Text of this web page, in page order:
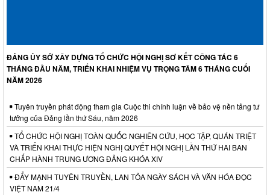
ĐẢNG ỦY SỞ XÂY DỰNG TỔ CHỨC HỘI NGHỊ SƠ KẾT CÔNG TÁC 6
THÁNG ĐẦU NĂM, TRIỂN KHAI NHIỆM VỤ TRỌNG TÂM 6 THÁNG CUỐI
NĂM 2026
Tuyên truyền phát động tham gia Cuộc thi chính luận về bảo vệ nền tảng tư
tưởng của Đảng lần thứ Sáu, năm 2026
TỔ CHỨC HỘI NGHỊ TOÀN QUỐC NGHIÊN CỨU, HỌC TẬP, QUÁN TRIỆT
VÀ TRIỂN KHAI THỰC HIỆN NGHỊ QUYẾT HỘI NGHỊ LẦN THỨ HAI BAN
CHẤP HÀNH TRUNG ƯƠNG ĐẢNG KHÓA XIV
ĐẨY MẠNH TUYÊN TRUYỀN, LAN TỎA NGÀY SÁCH VÀ VĂN HÓA ĐỌC
VIỆT NAM 21/4